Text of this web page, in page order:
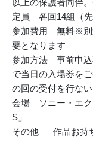
定員 各回14組（先
参加費用 無料※別
要となります
参加方法 事前申込
で当日の入場券を
の回の受付を行な
会場 ソニー・エク
S」
その他 作品お持